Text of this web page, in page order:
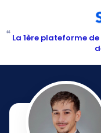
“ La 1ère plateforme